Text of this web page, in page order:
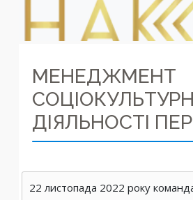
МЕНЕДЖМЕНТ
ДІЯЛЬНОСТІ
22 листопада 2022 року